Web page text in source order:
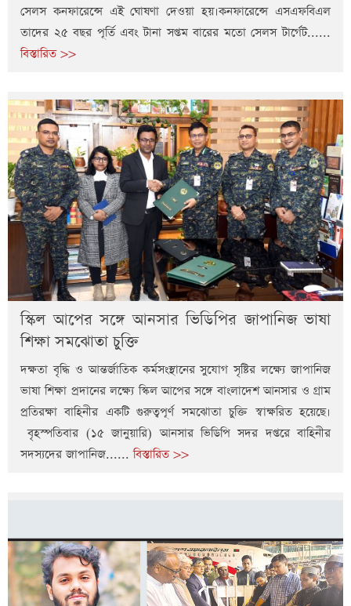
সেলস কনফারেন্সে এই ঘোষণা দেওয়া হয়।কনফারেন্সে এসএফবিএল
তাদের ২৫ বছর পূর্তি এবং টানা সপ্তম বারের মতো সেলস টার্গেট......
বিস্তারিত >>
স্কিল আপের সঙ্গে আনসার ভিডিপির জাপানিজ ভাষা
শিক্ষা সমঝোতা চুক্তি
দক্ষতা বৃদ্ধি ও আন্তর্জাতিক কর্মসংস্থানের সুযোগ সৃষ্টির লক্ষ্যে জাপানিজ
ভাষা শিক্ষা প্রদানের লক্ষ্যে স্কিল আপের সঙ্গে বাংলাদেশ আনসার ও গ্রাম
প্রতিরক্ষা বাহিনীর একটি গুরুত্বপূর্ণ সমঝোতা চুক্তি স্বাক্ষরিত হয়েছে।
বৃহস্পতিবার (১৫ জানুয়ারি) আনসার ভিডিপি সদর দপ্তরে বাহিনীর
সদস্যদের জাপানিজ......বিস্তারিত >>